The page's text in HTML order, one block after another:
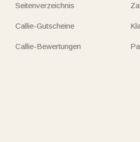
Seitenverzeichnis
Callie-Gutscheine
Callie-Bewertungen